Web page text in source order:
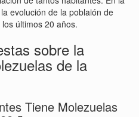
evolución de la poblaión de
últimos 20 años.
sobre la
de la
Tiene Molezuelas